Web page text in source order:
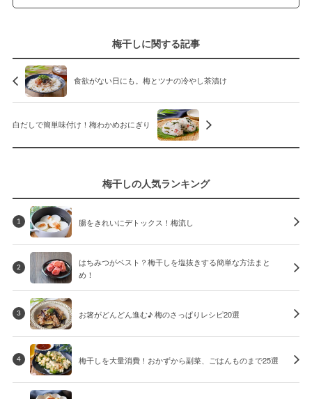
梅干しに関する記事
食欲がない日にも。梅とツナの冷やし茶漬け
白だしで簡単味付け！梅わかめおにぎり
梅干しの人気ランキング
1 腸をきれいにデトックス！梅流し
2
はちみつがベスト？梅干しを塩抜きする簡単な方法まと
め！
3 お箸がどんどん進む♪ 梅のさっぱりレシピ20選
4 梅干しを大量消費！おかずから副菜、ごはんものまで25選